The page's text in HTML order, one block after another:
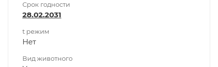
Срок годности
28.02.2031
t режим
Нет
Вид животного